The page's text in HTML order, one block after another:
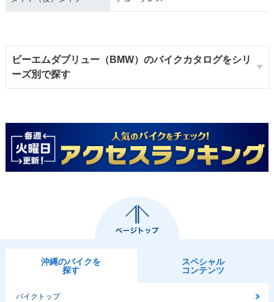
ビーエムダブリュー（BMW）のバイクカタログをシリ
ーズ別で探す
沖縄のバイクを
探す
スペシャル
コンテンツ
バイクトップ